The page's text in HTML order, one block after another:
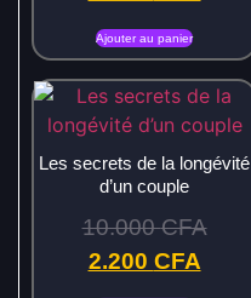
Ajouter au panier
Les secrets de la longévité
d’un couple
10.000CFA
2.200 CFA